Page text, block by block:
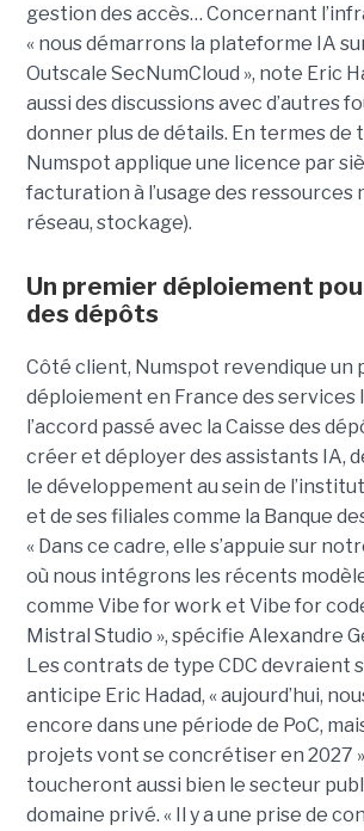
gestion des accès… Concernant
« nous démarrons la plateforme IA
Outscale SecNumCloud », note Eric
aussi des discussions avec d’autres
donner plus de détails. En termes de
Numspot applique une licence par
facturation à l’usage des ressources
réseau, stockage).
Un premier déploiement
des dépôts
Côté client, Numspot revendique un
déploiement en France des services
l’accord passé avec la Caisse des
créer et déployer des assistants IA,
le développement au sein de
et de ses filiales comme la Banque
« Dans ce cadre, elle s’appuie sur
où nous intégrons les récents
comme Vibe for work et Vibe for
Mistral Studio », spécifie Alexandre
Les contrats de type CDC devraient
anticipe Eric Hadad, « aujourd’hui,
encore dans une période de PoC,
projets vont se concrétiser en 2027
toucheront aussi bien le secteur
domaine privé. « Il y a une prise de